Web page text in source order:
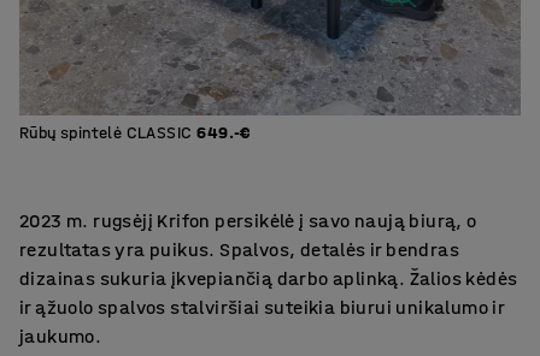
Rūbų spintelė CLASSIC 649.-€
2023 m. rugsėjį Krifon persikėlė į savo naują biurą, o
rezultatas yra puikus. Spalvos, detalės ir bendras
dizainas sukuria įkvepiančią darbo aplinką. Žalios kėdės
ir ąžuolo spalvos stalviršiai suteikia biurui unikalumo ir
jaukumo.